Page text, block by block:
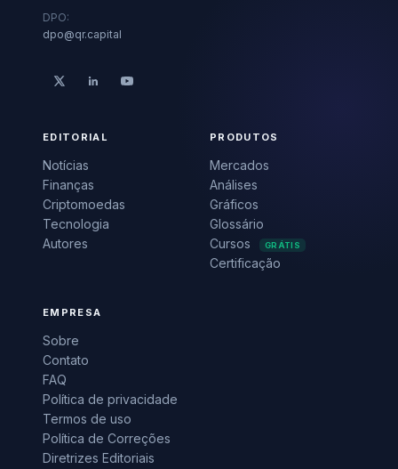
DPO:
dpo@qr.capital
EDITORIAL
Notícias
Finanças
Criptomoedas
Tecnologia
Autores
PRODUTOS
Mercados
Análises
Gráficos
Glossário
Cursos
GRÁTIS
Certificação
EMPRESA
Sobre
Contato
FAQ
Política de privacidade
Termos de uso
Política de Correções
Diretrizes Editoriais